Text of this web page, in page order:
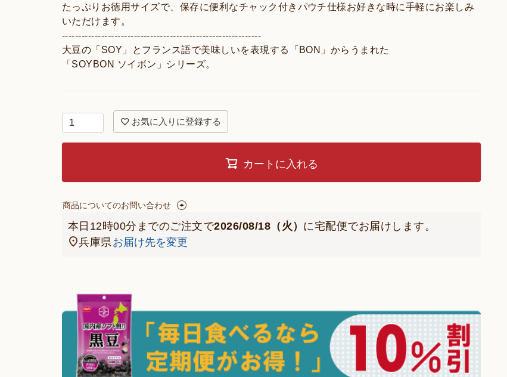
たっぷりお徳用サイズで、保存に便利なチャック付きパウチ仕様お好きな時に手軽にお楽しみ
いただけます。
-------------------------------------------------------------
大豆の「SOY」とフランス語で美味しいを表現する「BON」からうまれた
「SOYBON ソイボン」シリーズ。
お気に入りに登録する
カートに入れる
商品についてのお問い合わせ
本日 12時00分 までのご注文で2026/08/18（火） に宅配便でお届けします。
兵庫県 お届け先を変更